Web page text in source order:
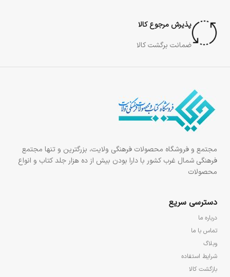
پذیرش مرجوع کالا
ضمانت برگشت کالا
مجتمع و فروشگاه محصولات فرهنگی ولایت، بزرگترین و تنها مجتمع
فرهنگی شمال غرب کشور با دارا بودن بیش از ده هزار جلد کتاب و انواع
محصولات
دسترسی سریع
درباره ما
تماس با ما
وبلاگ
شرایط استفاده
بازگشت کالا